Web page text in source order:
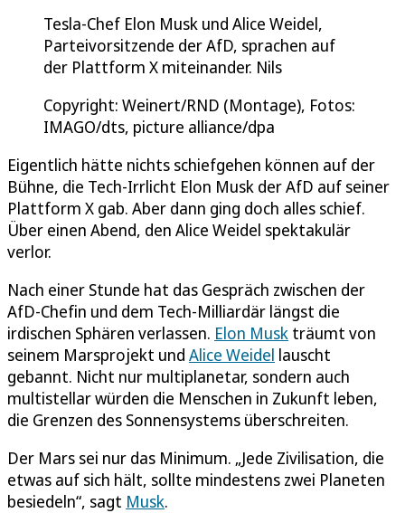
Tesla-Chef Elon Musk und Alice Weidel,
Parteivorsitzende der AfD, sprachen auf
der Plattform X miteinander. Nils
Copyright: Weinert/RND (Montage), Fotos:
IMAGO/dts, picture alliance/dpa
Eigentlich hätte nichts schiefgehen können auf der
Bühne, die Tech-Irrlicht Elon Musk der AfD auf seiner
Plattform X gab. Aber dann ging doch alles schief.
Über einen Abend, den Alice Weidel spektakulär
verlor.
Nach einer Stunde hat das Gespräch zwischen der
AfD-Chefin und dem Tech-Milliardär längst die
irdischen Sphären verlassen. Elon Musk träumt von
seinem Marsprojekt und Alice Weidel lauscht
gebannt. Nicht nur multiplanetar, sondern auch
multistellar würden die Menschen in Zukunft leben,
die Grenzen des Sonnensystems überschreiten.
Der Mars sei nur das Minimum. „Jede Zivilisation, die
etwas auf sich hält, sollte mindestens zwei Planeten
besiedeln“, sagt Musk.